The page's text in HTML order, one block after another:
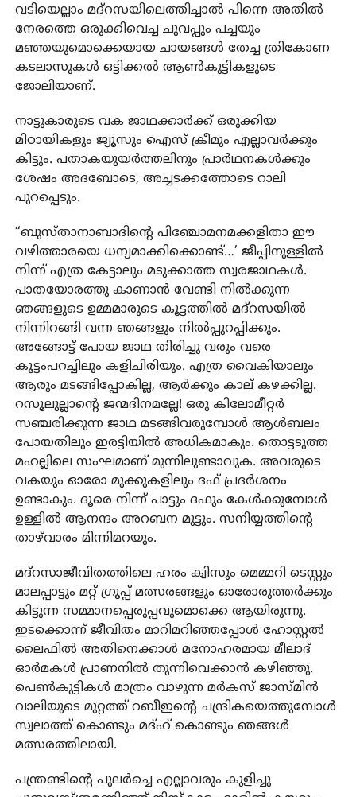
വടിയെല്ലാം മദ്റസയിലെത്തിച്ചാൽ പിന്നെ അതിൽ
നേരത്തെ ഒരുക്കിവെച്ച ചുവപ്പും പച്ചയും
മഞ്ഞയുമൊക്കെയായ ചായങ്ങൾ തേച്ച ത്രികോണ
കടലാസുകൾ ഒട്ടിക്കൽ ആൺകുട്ടികളുടെ
ജോലിയാണ്.
നാട്ടുകാരുടെ വക ജാഥക്കാർക്ക് ഒരുക്കിയ
മിഠായികളും ജ്യൂസും ഐസ് ക്രീമും എല്ലാവർക്കും
കിട്ടും. പതാകയുയർത്തലിനും പ്രാർഥനകൾക്കും
ശേഷം അദബോടെ, അച്ചടക്കത്തോടെ റാലി
പുറപ്പെടും.
“ബുസ്താനാബാദിന്റെ പിഞ്ചോമനമക്കളിതാ ഈ
വഴിത്താരയെ ധന്യമാക്കിക്കൊണ്ട്…’ ജീപ്പിനുള്ളിൽ
നിന്ന് എത്ര കേട്ടാലും മടുക്കാത്ത സ്വരജാഥകൾ.
പാതയോരത്തു കാണാൻ വേണ്ടി നിൽക്കുന്ന
ഞങ്ങളുടെ ഉമ്മമാരുടെ കൂട്ടത്തിൽ മദ്റസയിൽ
നിന്നിറങ്ങി വന്ന ഞങ്ങളും നിൽപ്പുറപ്പിക്കും.
അങ്ങോട്ട് പോയ ജാഥ തിരിച്ചു വരും വരെ
കൂട്ടംപറച്ചിലും കളിചിരിയും. എത്ര വൈകിയാലും
ആരും മടങ്ങിപ്പോകില്ല, ആർക്കും കാല് കഴക്കില്ല.
റസൂലുല്ലാന്റെ ജന്മദിനമല്ലേ! ഒരു കിലോമീറ്റർ
സഞ്ചരിക്കുന്ന ജാഥ മടങ്ങിവരുമ്പോൾ ആൾബലം
പോയതിലും ഇരട്ടിയിൽ അധികമാകും. തൊട്ടടുത്ത
മഹല്ലിലെ സംഘമാണ് മുന്നിലുണ്ടാവുക. അവരുടെ
വകയും ഓരോ മുക്കുകളിലും ദഫ് പ്രദർശനം
ഉണ്ടാകും. ദൂരെ നിന്ന് പാട്ടും ദഫും കേൾക്കുമ്പോൾ
ഉള്ളിൽ ആനന്ദം അറബന മുട്ടും. സനിയ്യത്തിന്റെ
താഴ്‌വാരം മിന്നിമറയും.
മദ്റസാജീവിതത്തിലെ ഹരം ക്വിസും മെമ്മറി ടെസ്റ്റും
മാലപ്പാട്ടും മറ്റ് ഗ്രൂപ്പ്‌ മത്സരങ്ങളും ഓരോരുത്തർക്കും
കിട്ടുന്ന സമ്മാനപ്പെരുപ്പവുമൊക്കെ ആയിരുന്നു.
ഇടക്കൊന്ന് ജീവിതം മാറിമറിഞ്ഞപ്പോൾ ഹോസ്റ്റൽ
ലൈഫിൽ അതിനെക്കാൾ മനോഹരമായ മീലാദ്
ഓർമകൾ പ്രാണനിൽ തുന്നിവെക്കാൻ കഴിഞ്ഞു.
പെൺകുട്ടികൾ മാത്രം വാഴുന്ന മർകസ് ജാസ്മിൻ
വാലിയുടെ മുറ്റത്ത് റബീഇന്റെ ചന്ദ്രികയെത്തുമ്പോൾ
സ്വലാത്ത് കൊണ്ടും മദ്ഹ് കൊണ്ടും ഞങ്ങൾ
മത്സരത്തിലായി.
പന്ത്രണ്ടിന്റെ പുലർച്ചെ എല്ലാവരും കുളിച്ചു